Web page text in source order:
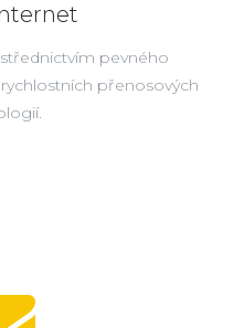
pevného
přenosových